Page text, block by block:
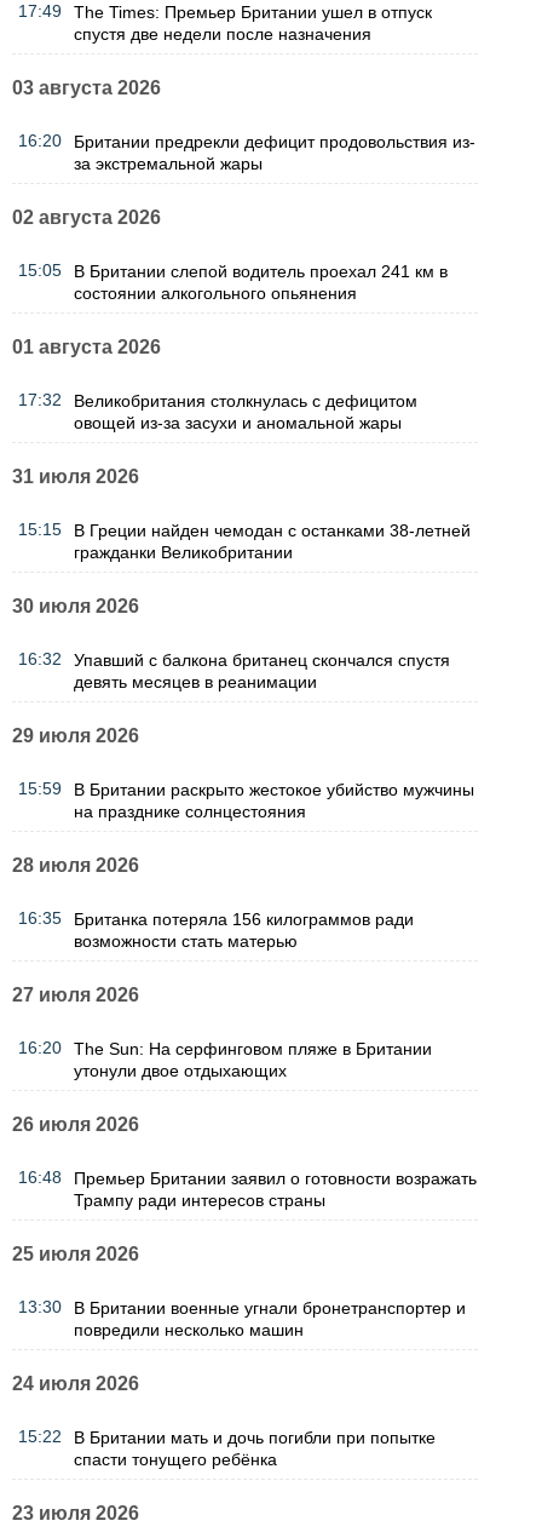
17:49
The Times: Премьер Британии ушел в отпуск
спустя две недели после назначения
03 августа 2026
16:20
Британии предрекли дефицит продовольствия из-
за экстремальной жары
02 августа 2026
15:05
В Британии слепой водитель проехал 241 км в
состоянии алкогольного опьянения
01 августа 2026
17:32
Великобритания столкнулась с дефицитом
овощей из-за засухи и аномальной жары
31 июля 2026
15:15
В Греции найден чемодан с останками 38-летней
гражданки Великобритании
30 июля 2026
16:32
Упавший с балкона британец скончался спустя
девять месяцев в реанимации
29 июля 2026
15:59
В Британии раскрыто жестокое убийство мужчины
на празднике солнцестояния
28 июля 2026
16:35
Британка потеряла 156 килограммов ради
возможности стать матерью
27 июля 2026
16:20
The Sun: На серфинговом пляже в Британии
утонули двое отдыхающих
26 июля 2026
16:48
Премьер Британии заявил о готовности возражать
Трампу ради интересов страны
25 июля 2026
13:30
В Британии военные угнали бронетранспортер и
повредили несколько машин
24 июля 2026
15:22
В Британии мать и дочь погибли при попытке
спасти тонущего ребёнка
23 июля 2026